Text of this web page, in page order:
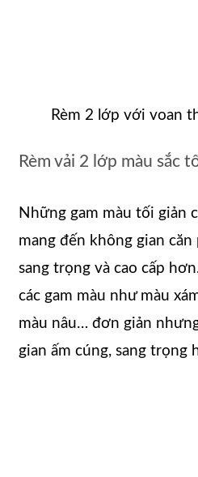
Rèm 2 lớp với voan
Rèm vải 2 lớp màu sắc
Những gam màu tối giản
mang đến không gian
sang trọng và cao cấp
các gam màu như màu
màu nâu… đơn giản
gian ấm cúng, sang trọng